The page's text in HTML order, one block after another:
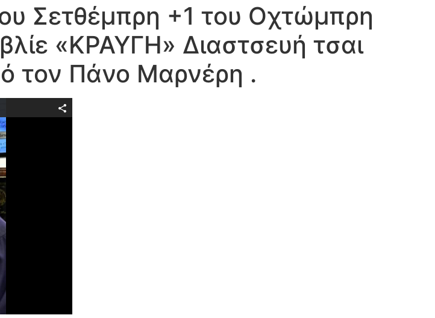
Σετθέμπρη +1 του Οχτώμπρη
«ΚΡΑΥΓΗ» Διαστσευή τσαι
τον Πάνο Μαρνέρη .